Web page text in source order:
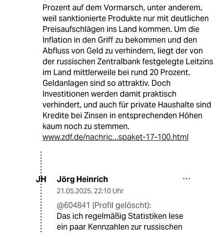
Prozent auf dem Vormarsch, unter anderem,
weil sanktionierte Produkte nur mit deutlichen
Preisaufschlägen ins Land kommen. Um die
Inflation in den Griff zu bekommen und den
Abfluss von Geld zu verhindern, liegt der von
der russischen Zentralbank festgelegte Leitzins
im Land mittlerweile bei rund 20 Prozent.
Geldanlagen sind so attraktiv. Doch
Investitionen werden damit praktisch
verhindert, und auch für private Haushalte sind
Kredite bei Zinsen in entsprechenden Höhen
kaum noch zu stemmen.
www.zdf.de/nachric...spaket-17-100.html
JH Jörg Heinrich
21.05.2025, 22:10 Uhr
@604841 (Profil gelöscht):
Das ich regelmäßig Statistiken lese
ein paar Kennzahlen zur russischen